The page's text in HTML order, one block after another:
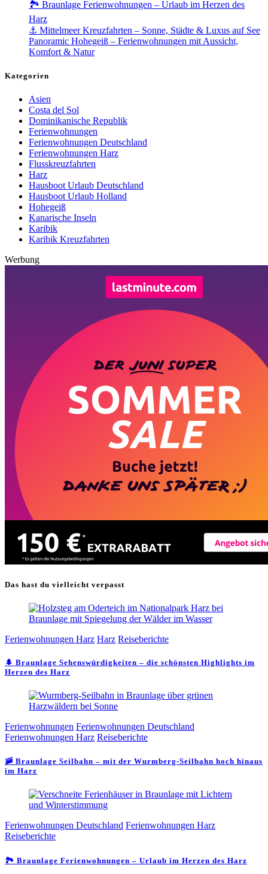
🏞️ Braunlage Ferienwohnungen – Urlaub im Herzen des
Harz
⚓ Mittelmeer Kreuzfahrten – Sonne, Städte & Luxus auf See
Panoramic Hohegeiß – Ferienwohnungen mit Aussicht,
Komfort & Natur
Kategorien
Asien
Costa del Sol
Dominikanische Republik
Ferienwohnungen
Ferienwohnungen Deutschland
Ferienwohnungen Harz
Flusskreuzfahrten
Harz
Hausboot Urlaub Deutschland
Hausboot Urlaub Holland
Hohegeiß
Kanarische Inseln
Karibik
Karibik Kreuzfahrten
Werbung
Das hast du vielleicht verpasst
Ferienwohnungen Harz Harz Reiseberichte
🌲 Braunlage Sehenswürdigkeiten – die schönsten Highlights im
Herzen des Harz
Ferienwohnungen Ferienwohnungen Deutschland
Ferienwohnungen Harz Reiseberichte
🚠 Braunlage Seilbahn – mit der Wurmberg-Seilbahn hoch hinaus
im Harz
Ferienwohnungen Deutschland Ferienwohnungen Harz
Reiseberichte
🏞️ Braunlage Ferienwohnungen – Urlaub im Herzen des Harz